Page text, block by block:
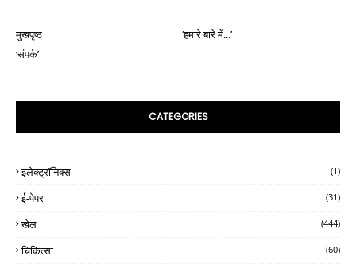
मुखपृष्ठ
‘हमारे बारे में...’
‘संपर्क’
CATEGORIES
इलेक्ट्रॉनिक्स (1)
ई-पेपर (31)
खेल (444)
चिकित्सा (60)